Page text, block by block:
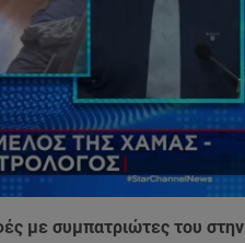
με συμπατριώτες του στην